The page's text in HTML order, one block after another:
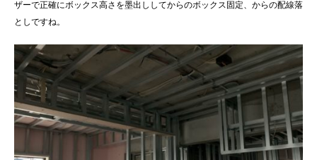
ザーで正確にボックス高さを墨出ししてからのボックス固定、からの配線落
としですね。